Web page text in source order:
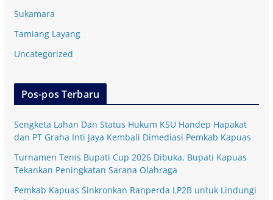
Sukamara
Tamiang Layang
Uncategorized
Pos-pos Terbaru
Sengketa Lahan Dan Status Hukum KSU Handep Hapakat
dan PT Graha Inti Jaya Kembali Dimediasi Pemkab Kapuas
Turnamen Tenis Bupati Cup 2026 Dibuka, Bupati Kapuas
Tekankan Peningkatan Sarana Olahraga
Pemkab Kapuas Sinkronkan Ranperda LP2B untuk Lindungi